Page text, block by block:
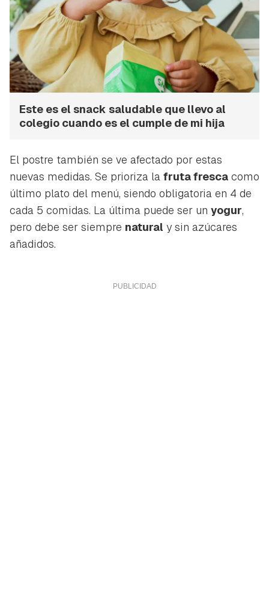
Este es el snack saludable que llevo al
colegio cuando es el cumple de mi hija
El postre también se ve afectado por estas
nuevas medidas. Se prioriza la fruta fresca como
último plato del menú, siendo obligatoria en 4 de
cada 5 comidas. La última puede ser un yogur,
pero debe ser siempre natural y sin azúcares
añadidos.